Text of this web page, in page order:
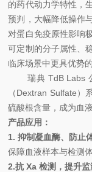
的药代动力学特性，
预判，大幅降低操作
对蛋白免疫原性影响
可定制的分子属性、
临床场景中更具优势
瑞典 TdB Labs
（Dextran Sulfate）
硫酸根含量，成为血
产品应用：
1. 抑制凝血酶、防止
保障血液样本与检测
2.抗 Xa检测，提升